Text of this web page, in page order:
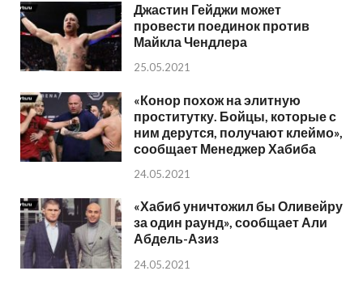
Джастин Гейджи может
провести поединок против
Майкла Чендлера
25.05.2021
«Конор похож на элитную
проститутку. Бойцы, которые с
ним дерутся, получают клеймо»,
сообщает Менеджер Хабиба
24.05.2021
«Хабиб уничтожил бы Оливейру
за один раунд», сообщает Али
Абдель-Азиз
24.05.2021